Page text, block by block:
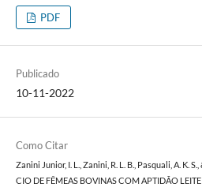
PDF
Publicado
10-11-2022
Como Citar
Zanini Junior, I. L., Zanini, R. L. B., Pasquali, A. K.
CIO DE FÊMEAS BOVINAS COM APTIDÃO